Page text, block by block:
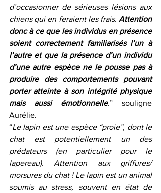
d’occasionner de sérieuses lésions aux
chiens qui en feraient les frais. Attention
donc à ce que les individus en présence
soient correctement familiarisés l’un à
l’autre et que la présence d’un individu
d’une autre espèce ne le pousse pas à
produire des comportements pouvant
porter atteinte à son intégrité physique
mais aussi émotionnelle.” souligne
Aurélie.
“Le lapin est une espèce “proie”, dont le
chat est potentiellement un des
prédateurs (en particulier pour le
lapereau). Attention aux griffures/
morsures du chat ! Le lapin est un animal
soumis au stress, souvent en état de